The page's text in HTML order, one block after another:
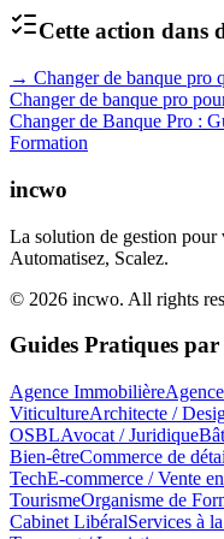
Cette action dans
→ Changer de banque pro
Changer de banque pro
Changer de Banque Pro :
Formation
incwo
La solution de gestion pour
Automatisez, Scalez.
© 2026 incwo. All rights
Guides Pratiques
Agence Immobilière
ViticultureArchitecte /
OSBLAvocat / Juridique
Bien-êtreCommerce de
TechE-commerce / Vente
TourismeOrganisme de
Cabinet LibéralServices à